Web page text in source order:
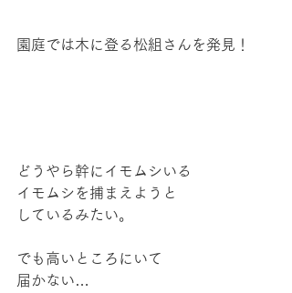
園庭では木に登る松組さんを発見！
どうやら幹にイモムシいる
イモムシを捕まえようと
しているみたい。
でも高いところにいて
届かない…